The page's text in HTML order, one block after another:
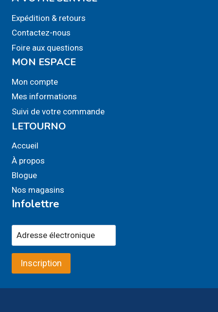
Expédition & retours
Contactez-nous
Foire aux questions
MON ESPACE
Mon compte
Mes informations
Suivi de votre commande
LETOURNO
Accueil
À propos
Blogue
Nos magasins
Infolettre
Inscription